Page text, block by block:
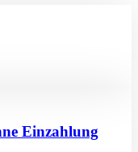
Einzahlung